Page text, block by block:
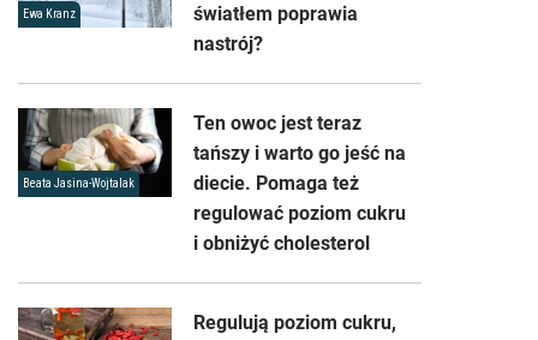
Ewa Kranz
światłem poprawia
nastrój?
Beata Jasina-Wojtalak
Ten owoc jest teraz
tańszy i warto go jeść na
diecie. Pomaga też
regulować poziom cukru
i obniżyć cholesterol
Regulują poziom cukru,